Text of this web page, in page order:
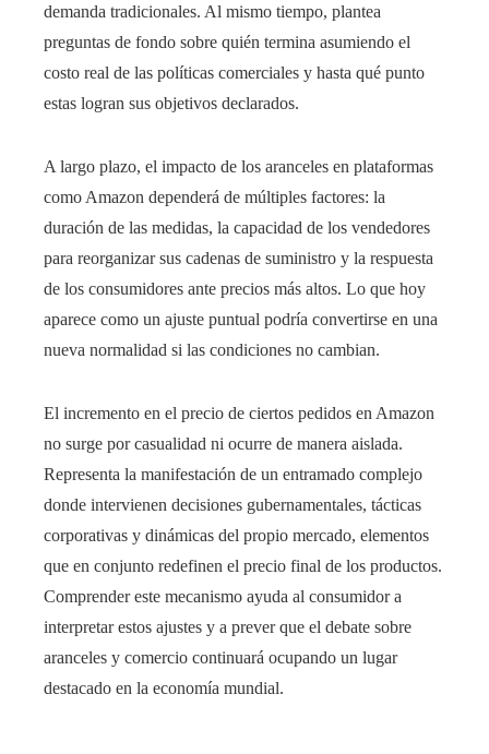
demanda tradicionales. Al mismo tiempo, plantea
preguntas de fondo sobre quién termina asumiendo el
costo real de las políticas comerciales y hasta qué punto
estas logran sus objetivos declarados.
A largo plazo, el impacto de los aranceles en plataformas
como Amazon dependerá de múltiples factores: la
duración de las medidas, la capacidad de los vendedores
para reorganizar sus cadenas de suministro y la respuesta
de los consumidores ante precios más altos. Lo que hoy
aparece como un ajuste puntual podría convertirse en una
nueva normalidad si las condiciones no cambian.
El incremento en el precio de ciertos pedidos en Amazon
no surge por casualidad ni ocurre de manera aislada.
Representa la manifestación de un entramado complejo
donde intervienen decisiones gubernamentales, tácticas
corporativas y dinámicas del propio mercado, elementos
que en conjunto redefinen el precio final de los productos.
Comprender este mecanismo ayuda al consumidor a
interpretar estos ajustes y a prever que el debate sobre
aranceles y comercio continuará ocupando un lugar
destacado en la economía mundial.